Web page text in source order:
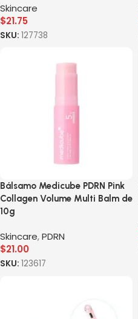
Skincare
$21.75
SKU: 127738
Bálsamo Medicube PDRN Pink
Collagen Volume Multi Balm de
10g
Skincare,PDRN
$21.00
SKU: 123617